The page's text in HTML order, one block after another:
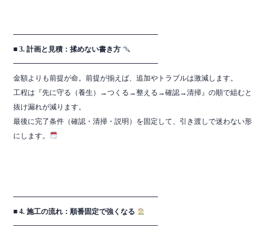
━━━━━━━━━━━━━━━━━━━━
■ 3. 計画と見積：揉めない書き方
━━━━━━━━━━━━━━━━━━━━
金額よりも前提が命。前提が揃えば、追加やトラブルは激減します。
工程は『先に守る（養生）→つくる→整える→確認→清掃』の順で組むと
抜け漏れが減ります。
最後に完了条件（確認・清掃・説明）を固定して、引き渡しで迷わない形
にします。
━━━━━━━━━━━━━━━━━━━━
■ 4. 施工の流れ：順番固定で強くなる